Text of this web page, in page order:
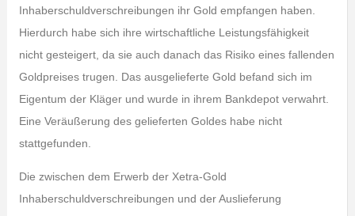
Inhaberschuldverschreibungen ihr Gold empfangen haben.
Hierdurch habe sich ihre wirtschaftliche Leistungsfähigkeit
nicht gesteigert, da sie auch danach das Risiko eines fallenden
Goldpreises trugen. Das ausgelieferte Gold befand sich im
Eigentum der Kläger und wurde in ihrem Bankdepot verwahrt.
Eine Veräußerung des gelieferten Goldes habe nicht
stattgefunden.
Die zwischen dem Erwerb der Xetra-Gold
Inhaberschuldverschreibungen und der Auslieferung